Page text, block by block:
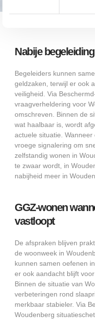
Nabije
Begeleiders kunnen
geldzaken, terwijl er ook
veiligheid. Via
vraagverheldering voor
omschreven. Binnen de
wat haalbaar is, wordt
actuele situatie.
vroege signalering om
zelfstandig wonen in
te zwaar wordt, in
nabijheid meer in
GGZ-wonen
vastloopt
De afspraken blijven
de woonweek in
kunnen samen oefenen
er ook aandacht blijft
Binnen de situatie van
verbeteringen rond
merkbaar stabieler. Via
Woudenberg